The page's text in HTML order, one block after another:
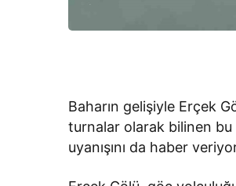
Baharın gelişiyle Erçek
turnalar olarak bilinen bu
uyanışını da haber